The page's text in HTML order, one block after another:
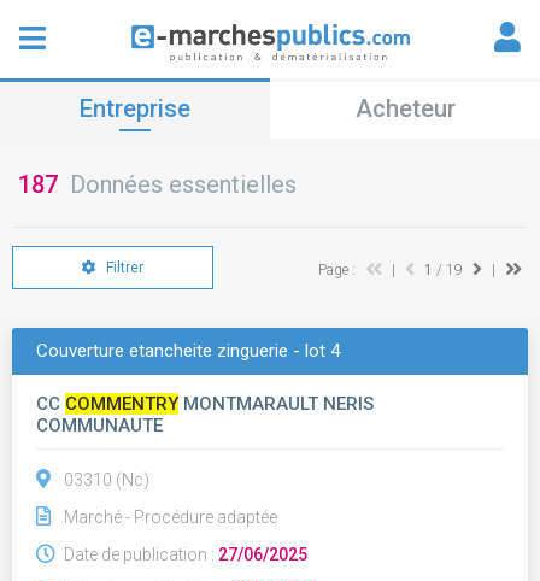
Entreprise Acheteur
187 Données essentielles
Filtrer Page : 1 / 19
Couverture etancheite zinguerie - lot 4
CC COMMENTRYMONTMARAULT NERIS
COMMUNAUTE
03310 (Nc)
Marché - Procédure adaptée
Date de publication : 27/06/2025